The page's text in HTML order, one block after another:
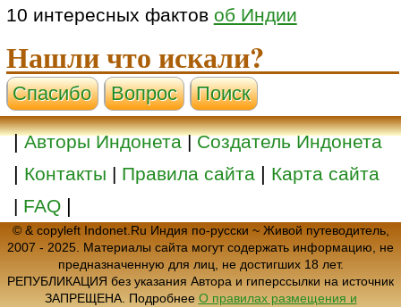
10 интересных фактов об Индии
Нашли что искали?
Cпасибо Вопрос Поиск
|Авторы Индонета|Создатель Индонета
| Контакты | Правила сайта | Карта сайта
| FAQ |
© & copyleft Indonet.Ru Индия по-русски ~ Живой путеводитель,
2007 - 2025. Материалы сайта могут содержать информацию, не
предназначенную для лиц, не достигших 18 лет.
РЕПУБЛИКАЦИЯ без указания Автора и гиперссылки на источник
ЗАПРЕЩЕНА. Подробнее О правилах размещения и